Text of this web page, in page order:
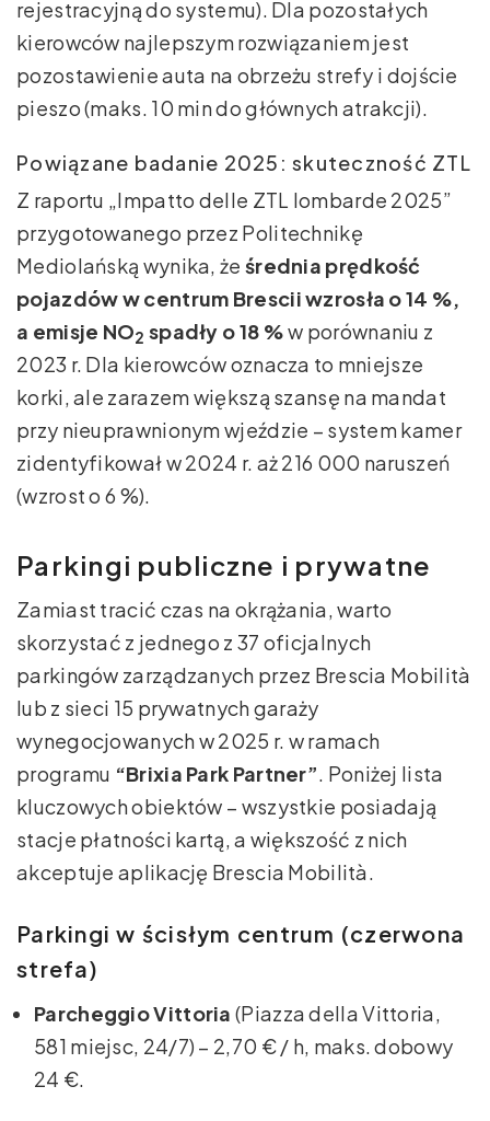
rejestracyjną do systemu). Dla pozostałych
kierowców najlepszym rozwiązaniem jest
pozostawienie auta na obrzeżu strefy i dojście
pieszo (maks. 10 min do głównych atrakcji).
Powiązane badanie 2025: skuteczność ZTL
Z raportu „Impatto delle ZTL lombarde 2025”
przygotowanego przez Politechnikę
Mediolańską wynika, że średnia prędkość
pojazdów w centrum Brescii wzrosła o 14 %,
a emisje NO2 spadły o 18 %w porównaniu z
2023 r. Dla kierowców oznacza to mniejsze
korki, ale zarazem większą szansę na mandat
przy nieuprawnionym wjeździe – system kamer
zidentyfikował w 2024 r. aż 216 000 naruszeń
(wzrost o 6 %).
Parkingi publiczne i prywatne
Zamiast tracić czas na okrążania, warto
skorzystać z jednego z 37 oficjalnych
parkingów zarządzanych przez Brescia Mobilità
lub z sieci 15 prywatnych garaży
wynegocjowanych w 2025 r. w ramach
programu “Brixia Park Partner”. Poniżej lista
kluczowych obiektów – wszystkie posiadają
stacje płatności kartą, a większość z nich
akceptuje aplikację Brescia Mobilità.
Parkingi w ścisłym centrum (czerwona
strefa)
Parcheggio Vittoria (Piazza della Vittoria,
581 miejsc, 24/7) – 2,70 € / h, maks. dobowy
24 €.